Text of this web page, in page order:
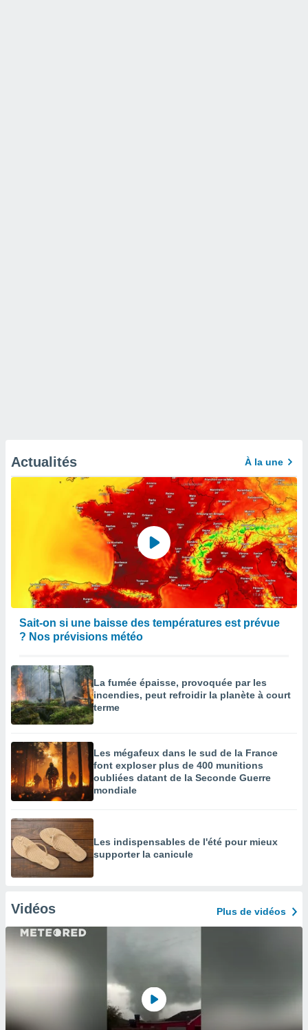
Actualités À la une
Sait-on si une baisse des températures est prévue
? Nos prévisions météo
La fumée épaisse, provoquée par les
incendies, peut refroidir la planète à court
terme
Les mégafeux dans le sud de la France
font exploser plus de 400 munitions
oubliées datant de la Seconde Guerre
mondiale
Les indispensables de l'été pour mieux
supporter la canicule
Vidéos Plus de vidéos